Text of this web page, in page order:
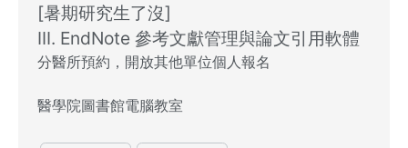
[暑期研究生了沒]
III. EndNote 參考文獻管理與論文引用軟體
分醫所預約，開放其他單位個人報名
醫學院圖書館電腦教室